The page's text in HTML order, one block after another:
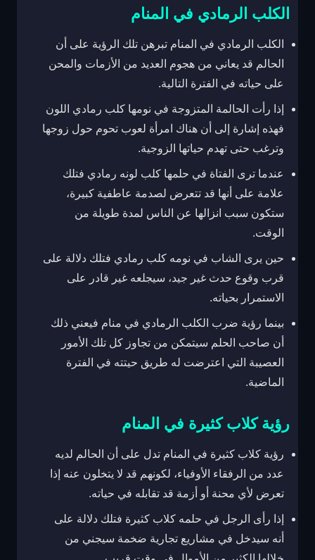
الكلب الرمادي في المنام
الكلب الرمادي في المنام تبرهن تلك الرؤية على أن
الحالم قد يعاني من هجوم العديد من الأزمات والمحن
على حياته في الفترة التالية.
إذا رأت الحالمة المتزوجة في نومها كلب رمادي اللون
فهذه إشارة إلى أن هناك امرأة لعوب تحوم حول زوجها
وترغب حتى تهدم حياتها الزوجية.
عندما ترى الفتاة في حلمها كلب لونه رمادي فتلك
علامة على أنها قد تتعرض لصدمة عاطفية كبيرة،
ستكون سبب انزالها عن الناس لمدة طويلة من
الوقت.
حين يرى الشاب في نومه كلب رمادي فتلك دلالة على
قرب وقوع حدث غير جيد، سيجلعه غير قادر على
الاستمرار بحياته.
بينما رؤية ضرب الكلب الرمادي في منام فيعني ذلك
أن صاحب الحلم سيتمكن من تجاوز كل تلك الأمور
العصيبة التي اعترضت له طريق حيتته في الفترة
الماضية.
رؤية كلاب كثيرة في المنام
رؤية كلاب كثيرة في المنام تدل على أن الحالم لديه
عدد من الرفقاء الأوفياء، لكونهم قد لا يتخلون عنه إذا
تعرض لأي محنة أو أزمة قد تقابله في حياته.
إذا رأى الرجل في حلمه كلاب كثيرة فتلك دلالة على
أنه سيدخل في مشاريع تجارية ضخمة سيجني من